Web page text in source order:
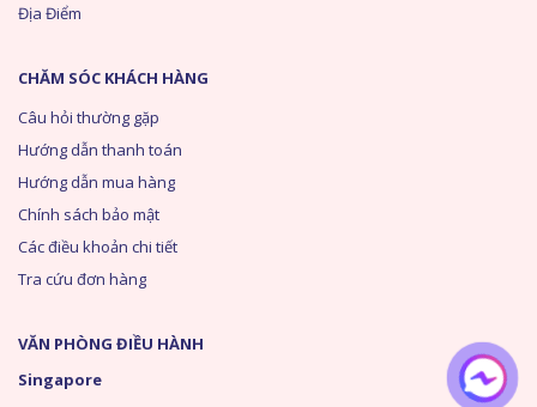
Địa Điểm
CHĂM SÓC KHÁCH HÀNG
Câu hỏi thường gặp
Hướng dẫn thanh toán
Hướng dẫn mua hàng
Chính sách bảo mật
Các điều khoản chi tiết
Tra cứu đơn hàng
VĂN PHÒNG ĐIỀU HÀNH
Singapore